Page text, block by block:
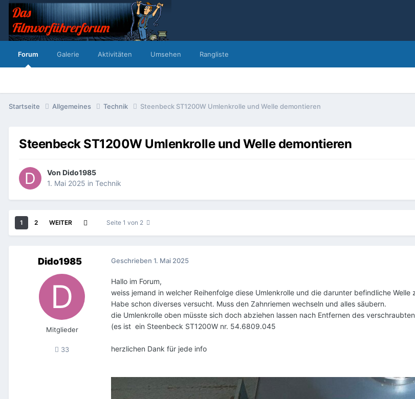
Forum Galerie Aktivitäten Umsehen Rangliste
Startseite Allgemeines Technik Steenbeck ST1200W Umlenkrolle und Welle demontieren
Steenbeck ST1200W Umlenkrolle und Welle demontieren
Von Dido1985
1. Mai 2025 in Technik
1 2 WEITER Seite 1 von 2
Dido1985
Mitglieder
33
Geschrieben 1. Mai 2025
Hallo im Forum,
weiss jemand in welcher Reihenfolge diese Umlenkrolle und die darunter befindliche Welle
Habe schon diverses versucht. Muss den Zahnriemen wechseln und alles säubern.
die Umlenkrolle oben müsste sich doch abziehen lassen nach Entfernen des
(es ist ein Steenbeck ST1200W nr. 54.6809.045
herzlichen Dank für jede info